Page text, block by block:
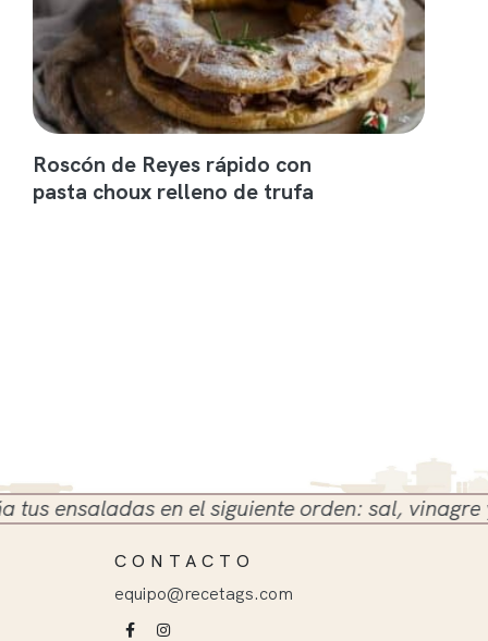
Roscón de Reyes rápido con
pasta choux relleno de trufa
en el siguiente orden: sal, vinagre y
CONTACTO
equipo@recetags.com